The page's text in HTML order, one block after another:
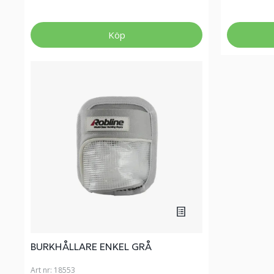
Köp
BURKHÅLLARE ENKEL GRÅ
Art nr: 18553